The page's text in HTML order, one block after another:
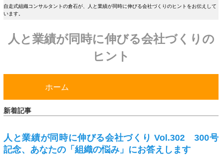
自走式組織コンサルタントの倉石が、人と業績が同時に伸びる会社づくりのヒントをお伝えして
います。
人と業績が同時に伸びる会社づくりの
ヒント
ホーム
新着記事
人と業績が同時に伸びる会社づくり Vol.302 300号
記念、あなたの「組織の悩み」にお答えします